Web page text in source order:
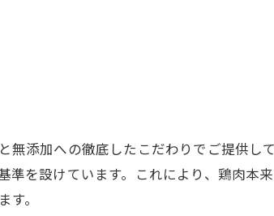
添加への徹底したこだわりでご提供して
を設けています。これにより、鶏肉本
。